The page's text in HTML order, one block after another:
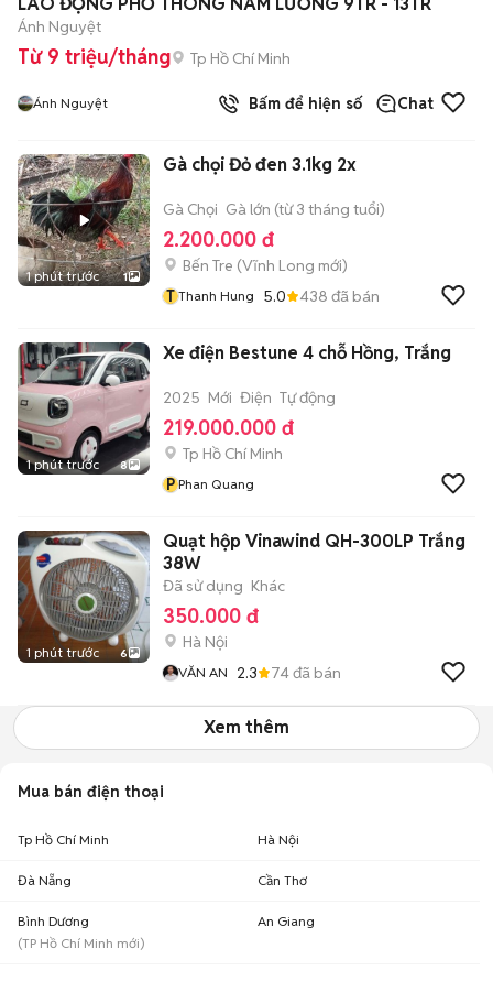
Ánh Nguyệt
Từ 9 triệu/tháng Tp Hồ Chí Minh
Ánh Nguyệt Bấm để hiện số Chat
1 phút trước 1
Gà chọi Đỏ đen 3.1kg 2x
Gà Chọi Gà lớn (từ 3 tháng tuổi)
2.200.000 đ
Bến Tre (Vĩnh Long mới)
T Thanh Hung 5.0 438 đã bán
1 phút trước 8
Xe điện Bestune 4 chỗ Hồng, Trắng
2025 Mới Điện Tự động
219.000.000 đ
Tp Hồ Chí Minh
P Phan Quang
1 phút trước 6
Quạt hộp Vinawind QH-300LP Trắng
38W
Đã sử dụng Khác
350.000 đ
Hà Nội
VĂN AN 2.3 74đã bán
Xem thêm
Mua bán điện thoại
Tp Hồ Chí Minh Hà Nội
Đà Nẵng Cần Thơ
Bình Dương
(TP Hồ Chí Minh mới)
An Giang